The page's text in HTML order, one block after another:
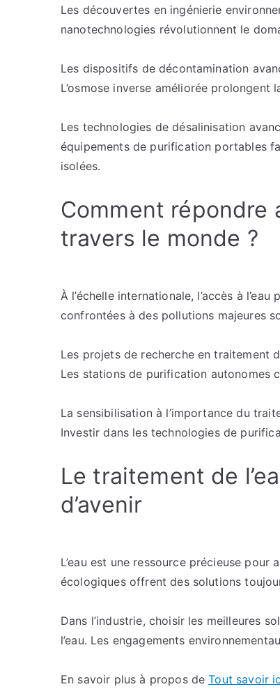
Les découvertes en ingénierie
nanotechnologies révolutionnent le
Les dispositifs de décontamination
L’osmose inverse améliorée prolongent
Les technologies de désalinisation
équipements de purification portables
isolées.
Comment répondre
travers le monde ?
À l’échelle internationale, l’accès à
confrontées à des pollutions majeures
Les projets de recherche en traitement
Les stations de purification autonomes
La sensibilisation à l’importance du
Investir dans les technologies de
Le traitement de
d’avenir
L’eau est une ressource précieuse
écologiques offrent des solutions
Dans l’industrie, choisir les meilleures
l’eau. Les engagements
En savoir plus à propos deTout savoir